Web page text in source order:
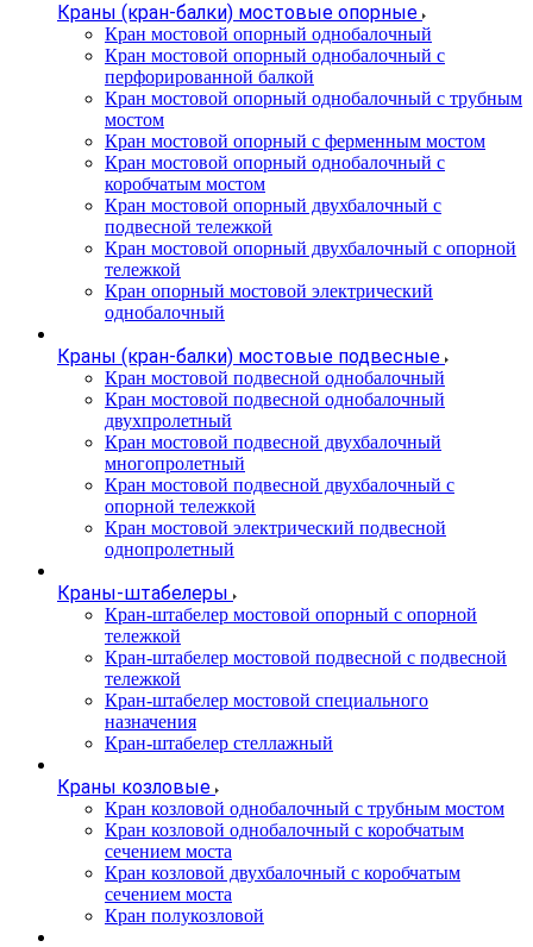
Краны (кран-балки) мостовые опорные
Кран мостовой опорный однобалочный
Кран мостовой опорный однобалочный с
перфорированной балкой
Кран мостовой опорный однобалочный с трубным
мостом
Кран мостовой опорный с ферменным мостом
Кран мостовой опорный однобалочный с
коробчатым мостом
Кран мостовой опорный двухбалочный с
подвесной тележкой
Кран мостовой опорный двухбалочный с опорной
тележкой
Кран опорный мостовой электрический
однобалочный
Краны (кран-балки) мостовые подвесные
Кран мостовой подвесной однобалочный
Кран мостовой подвесной однобалочный
двухпролетный
Кран мостовой подвесной двухбалочный
многопролетный
Кран мостовой подвесной двухбалочный с
опорной тележкой
Кран мостовой электрический подвесной
однопролетный
Краны-штабелеры
Кран-штабелер мостовой опорный с опорной
тележкой
Кран-штабелер мостовой подвесной с подвесной
тележкой
Кран-штабелер мостовой специального
назначения
Кран-штабелер стеллажный
Краны козловые
Кран козловой однобалочный с трубным мостом
Кран козловой однобалочный с коробчатым
сечением моста
Кран козловой двухбалочный с коробчатым
сечением моста
Кран полукозловой